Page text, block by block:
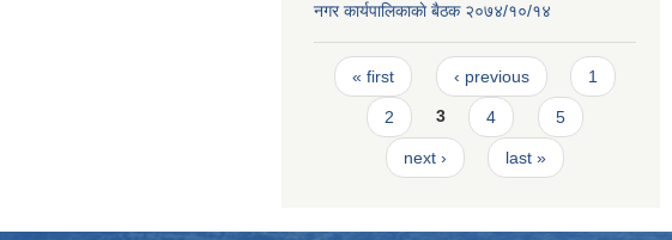
नगर कार्यपालिकाकाे बैठक २०७४/१०/१४
Pages
« first ‹ previous 1
2 3 4 5
next › last »